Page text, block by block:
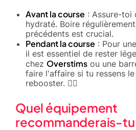
Avant la course : Assure-toi
hydraté. Boire
précédents est crucial.
Pendant la course : Pour
il est essentiel de rester
chez Overstims ou une
faire l'affaire si tu ressens
rebooster. 🏃‍♀️
Quel équipement
recommanderais-tu